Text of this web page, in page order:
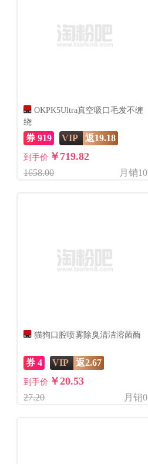
OKPK5Ultra真空吸口毛发不缠
绕
券 919 VIP 返19.18
到手价 ￥719.82
1658.00 月销10
猫狗口腔喷雾除臭清洁溶菌酶
券 4 VIP 返2.67
到手价 ￥20.53
27.20 月销0